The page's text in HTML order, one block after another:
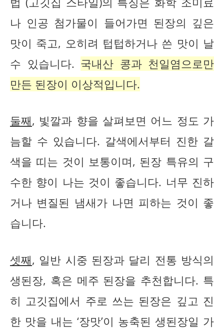
나 인공 첨가물이 들어가면 된장의 깊은
맛이 죽고, 오히려 텁텁하거나 쓴 맛이 날
수 있습니다. 국내산 콩과 천일염으로만
만든 된장이 이상적입니다.
둘째, 빛깔과 향을 살펴보면 어느 정도 가
늠할 수 있습니다. 갈색에서부터 진한 갈
색을 띠는 것이 보통이며, 된장 특유의 구
수한 향이 나는 것이 좋습니다. 너무 진하
거나 변질된 냄새가 나면 피하는 것이 좋
습니다.
셋째, 일반 시중 된장과 달리 전통 방식의
생된장, 혹은 메주 된장을 추천합니다. 특
히 고깃집에서 주로 쓰는 된장은 깊고 진
한 맛을 내는 ‘장맛’이 농축된 생된장일 가